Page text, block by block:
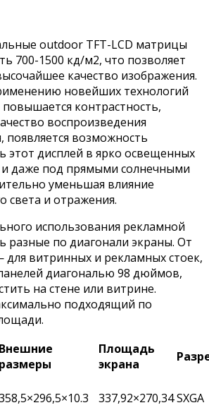
outdoor TFT-LCD матрицы
700-1500 кд/м2, что позволяет
качество изображения.
новейших технологий
контрастность,
воспроизведения
появляется возможность
этот дисплей в ярко освещенных
даже под прямыми солнечными
уменьшая влияние
света и отражения.
использования рекламной
разные по диагонали экраны. От
витринных и рекламных стоек,
диагональю 98 дюймов,
на стене или витрине.
подходящий по
Внешние
размеры
Площадь
экрана
337,92×270,34SXGA